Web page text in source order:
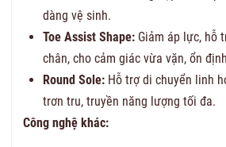
dàng vệ sinh.
Toe Assist Shape: Giảm áp lực, hỗ
chân, cho cảm giác vừa vặn, ổn
Round Sole: Hỗ trợ di chuyển linh
trơn tru, truyền năng lượng tối đa.
Công nghệ khác: